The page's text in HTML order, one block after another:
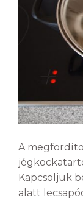
A
Kapcsoljuk
alatt